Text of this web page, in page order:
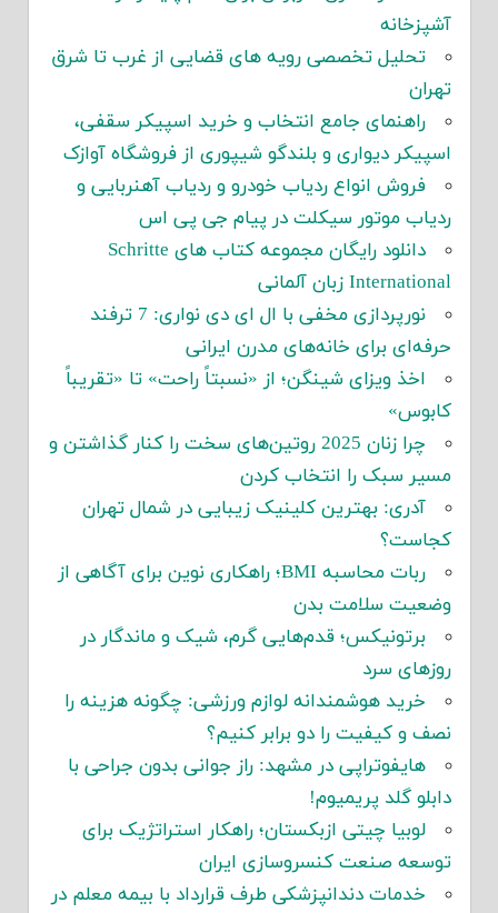
آشپزخانه
تحلیل تخصصی رویه های قضایی از غرب تا شرق
تهران
راهنمای جامع انتخاب و خرید اسپیکر سقفی،
اسپیکر دیواری و بلندگو شیپوری از فروشگاه آوازک
فروش انواع ردیاب خودرو و ردیاب آهنربایی و
ردیاب موتور سیکلت در پیام جی پی اس
دانلود رایگان مجموعه کتاب های Schritte
International زبان آلمانی
نورپردازی مخفی با ال ای دی نواری: 7 ترفند
حرفه‌ای برای خانه‌های مدرن ایرانی
اخذ ویزای شینگن؛ از «نسبتاً راحت» تا «تقریباً
کابوس»
چرا زنان 2025 روتین‌های سخت را کنار گذاشتن و
مسیر سبک را انتخاب کردن
آدری: بهترین کلینیک زیبایی در شمال تهران
کجاست؟
ربات محاسبه BMI؛ راهکاری نوین برای آگاهی از
وضعیت سلامت بدن
برتونیکس؛ قدم‌هایی گرم، شیک و ماندگار در
روزهای سرد
خرید هوشمندانه لوازم ورزشی: چگونه هزینه را
نصف و کیفیت را دو برابر کنیم؟
هایفوتراپی در مشهد: راز جوانی بدون جراحی با
دابلو گلد پریمیوم!
لوبیا چیتی ازبکستان؛ راهکار استراتژیک برای
توسعه صنعت کنسروسازی ایران
خدمات دندانپزشکی طرف قرارداد با بیمه معلم در